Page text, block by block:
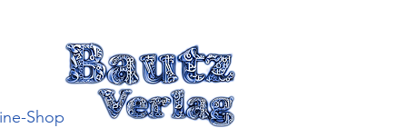
Shop